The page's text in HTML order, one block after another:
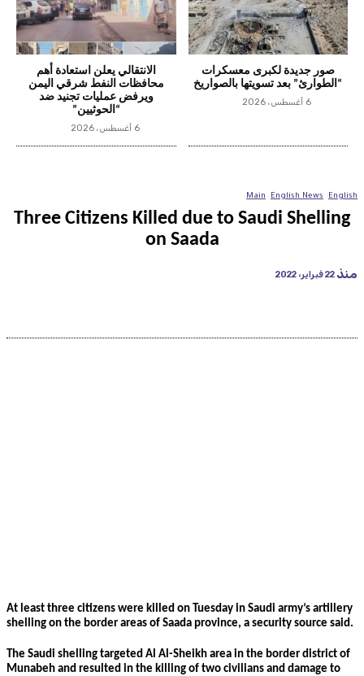
صور جديدة لكبرى معسكرات
“الطوارئ” بعد تسويتها بالصواريخ
6 أغسطس، 2026
الانتقالي يعلن استعادة أهم
محافظات النفط شرقي اليمن
ويرفض عمليات تجنيد ضد
“الحوثيين”
6 أغسطس، 2026